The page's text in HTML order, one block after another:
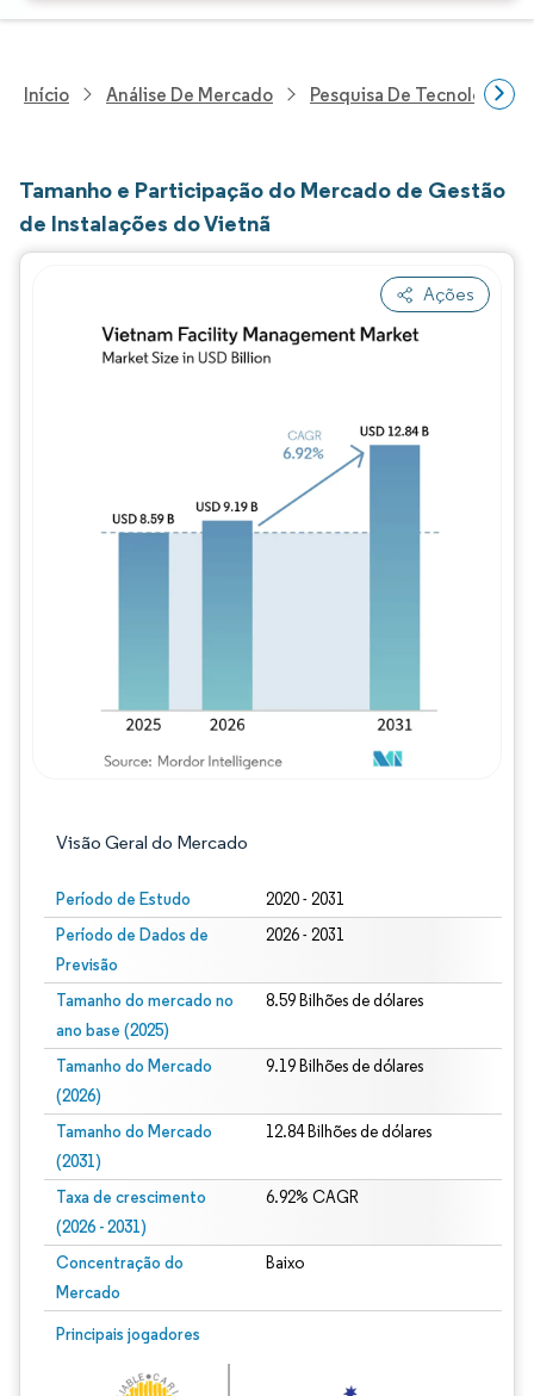
Início Análise De Mercado Pesquisa De Tecnologia,
Tamanho e Participação do Mercado de Gestão
de Instalações do Vietnã
Ações
Visão Geral do Mercado
Período de Estudo 2020 - 2031
Período de Dados de
Previsão
2026 - 2031
Tamanho do mercado no
ano base (2025)
8.59 Bilhões de dólares
Tamanho do Mercado
(2026)
9.19 Bilhões de dólares
Tamanho do Mercado
(2031)
12.84 Bilhões de dólares
Taxa de crescimento
(2026 - 2031)
6.92% CAGR
Concentração do
Mercado
Baixo
Principais jogadores
Imagem © Mordor Intelligence. O reuso requer atribuição conforme CC BY 4.0.